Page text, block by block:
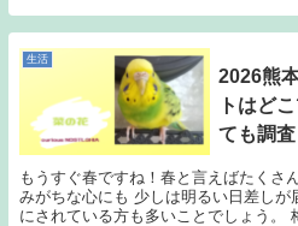
生活
2026熊
トはど
ても調査
もうすぐ春ですね！春と言えばたくさ
みがちな心にも 少しは明るい日差し
にされている方も多いことでしょう。